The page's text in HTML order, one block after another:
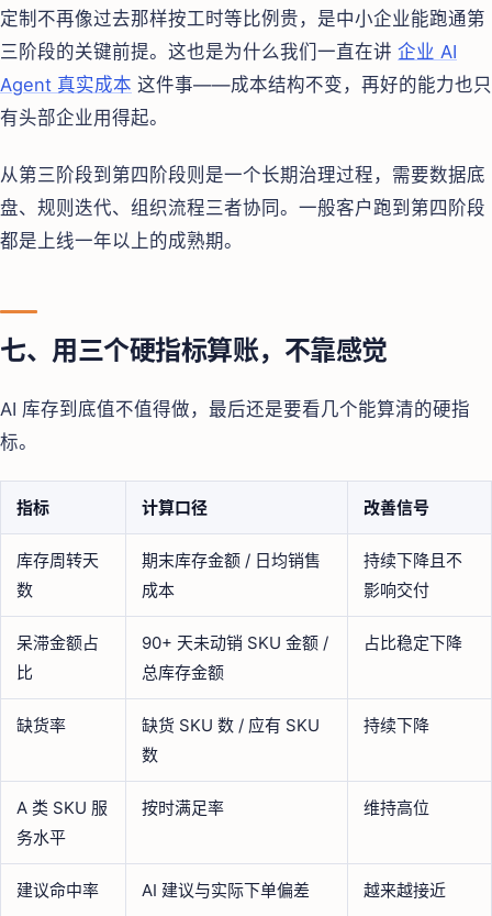
定制不再像过去那样按工时等比例贵，是中小企业能跑通第
三阶段的关键前提。这也是为什么我们一直在讲 企业 AI
Agent 真实成本 这件事——成本结构不变，再好的能力也只
有头部企业用得起。
从第三阶段到第四阶段则是一个长期治理过程，需要数据底
盘、规则迭代、组织流程三者协同。一般客户跑到第四阶段
都是上线一年以上的成熟期。
七、用三个硬指标算账，不靠感觉
AI 库存到底值不值得做，最后还是要看几个能算清的硬指
标。
指标 计算口径 改善信号
库存周转天
数
期末库存金额 / 日均销售
成本
持续下降且不
影响交付
呆滞金额占
比
90+ 天未动销 SKU 金额 /
总库存金额
占比稳定下降
缺货率
缺货 SKU 数 / 应有 SKU
数
持续下降
A 类 SKU 服
务水平
按时满足率 维持高位
建议命中率 AI 建议与实际下单偏差 越来越接近